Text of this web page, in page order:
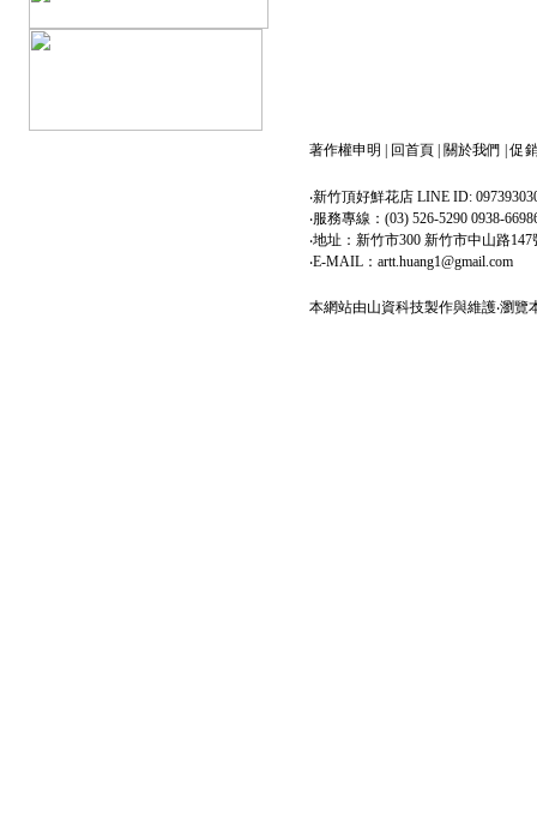
著作權申明 回首頁 關於我們 |促
‧新竹頂好鮮花店 LINE ID:
‧服務專線：(03) 526-5290 0938-
‧地址：新竹市300 新竹市中山路147
‧E-MAIL：artt.huang1@gmail.com
本網站由山資科技製作與維護‧瀏覽